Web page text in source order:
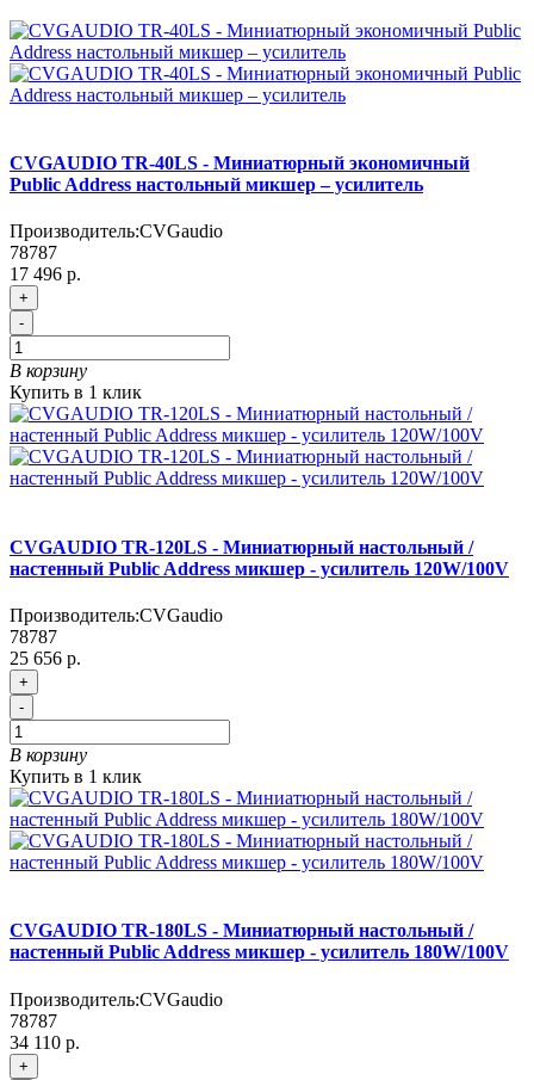
CVGAUDIO TR-40LS - Миниатюрный экономичный
Public Address настольный микшер – усилитель
Производитель:CVGaudio
78787
17 496 р.
+
-
В корзину
Купить в 1 клик
CVGAUDIO TR-120LS - Миниатюрный настольный /
настенный Public Address микшер - усилитель 120W/100V
Производитель:CVGaudio
78787
25 656 р.
+
-
В корзину
Купить в 1 клик
CVGAUDIO TR-180LS - Миниатюрный настольный /
настенный Public Address микшер - усилитель 180W/100V
Производитель:CVGaudio
78787
34 110 р.
+